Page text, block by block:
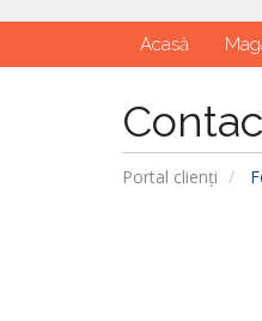
Acasă
Portal clienți